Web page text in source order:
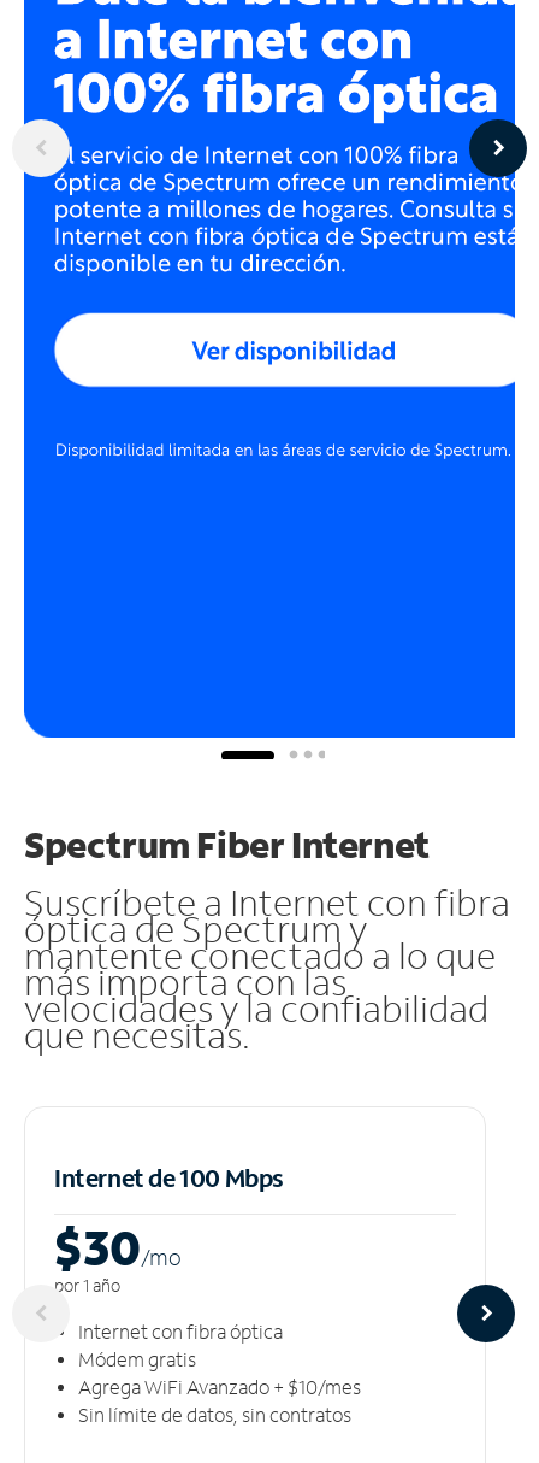
Spectrum Fiber Internet
Suscríbete a Internet con fibra
óptica de Spectrum y
mantente conectado a lo que
más importa con las
velocidades y la confiabilidad
que necesitas.
Internet de 100 Mbps
$30/mo
por 1 año
Internet con fibra óptica
Módem gratis
Agrega WiFi Avanzado + $10/mes
Sin límite de datos, sin contratos